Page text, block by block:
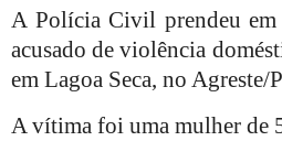
A Polícia Civil prendeu
acusado de violência
em Lagoa Seca, no Agreste/
A vítima foi uma mulher de